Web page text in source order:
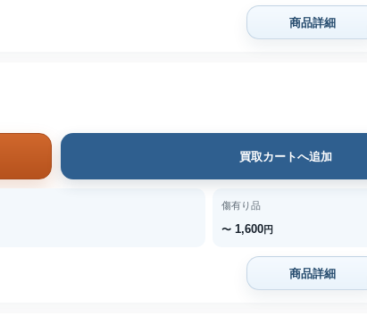
商品詳細
買取カートへ追加
傷有り品
〜 1,600円
商品詳細